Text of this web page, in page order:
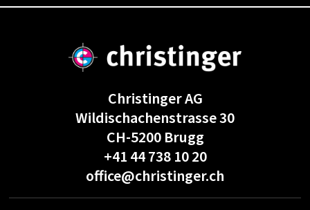
Christinger AG
Wildischachenstrasse 30
CH-5200 Brugg
+41 44 738 10 20
office@christinger.ch